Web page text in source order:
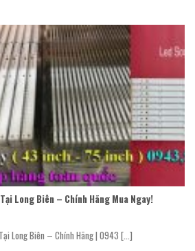
Long Biên – Chính Hãng Mua Ngay!
Long Biên – Chính Hãng | 0943 [...]